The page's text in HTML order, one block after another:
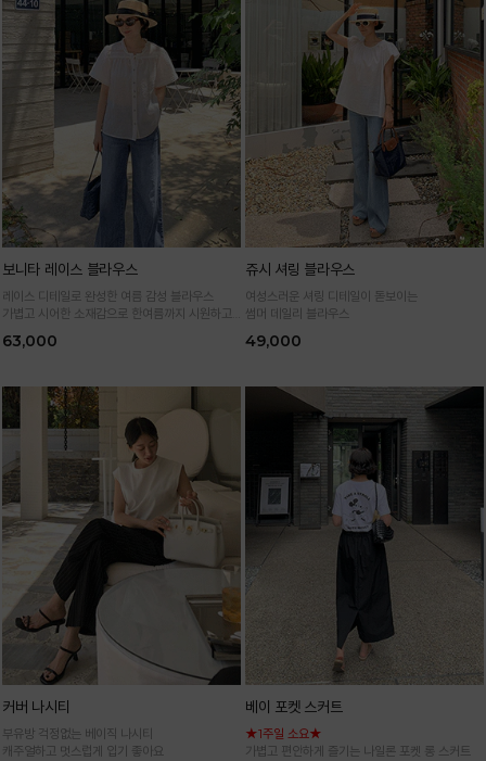
보니타 레이스 블라우스
레이스 디테일로 완성한 여름 감성 블라우스
가볍고 시어한 소재감으로 한여름까지 시원하고
63,000
쥬시 셔링 블라우스
여성스러운 셔링 디테일이 돋보이는
썸머 데일리 블라우스
49,000
커버 나시티
부유방 걱정없는 베이직 나시티
캐주얼하고 멋스럽게 입기 좋아요
베이 포켓 스커트
★1주일 소요★
가볍고 편안하게 즐기는 나일론 포켓 롱 스커트